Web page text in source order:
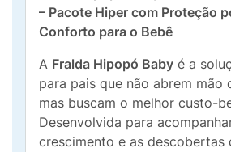
– Pacote Hiper com Proteção
Conforto para o Bebê
A Fralda Hipopó Baby é a
para pais que não abrem mão
mas buscam o melhor custo-
Desenvolvida para
crescimento e as descobertas